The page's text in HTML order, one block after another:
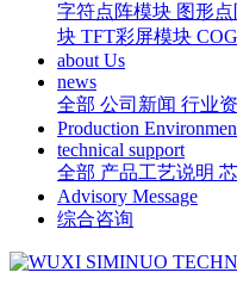
字符点阵模块 图形
块 TFT彩屏模块
about Us
news
全部 公司新闻 行业
Production
technical support
全部 产品工艺说明
Advisory Message
综合咨询